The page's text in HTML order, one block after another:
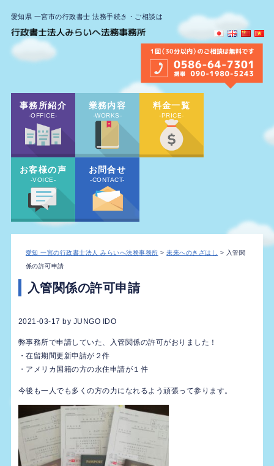
愛知県 一宮市の行政書士 法務手続き・ご相談は
事務所紹介
-OFFICE-
業務内容
-WORKS-
料金一覧
-PRICE-
お客様の声
-VOICE-
お問合せ
-CONTACT-
愛知 一宮の行政書士法人 みらいへ法務事務所 >未来へのきざはし
> 入管関
係の許可申請
入管関係の許可申請
2021-03-17 by JUNGO IDO
弊事務所で申請していた、入管関係の許可がおりました！
・在留期間更新申請が２件
・アメリカ国籍の方の永住申請が１件
今後も一人でも多くの方の力になれるよう頑張って参ります。